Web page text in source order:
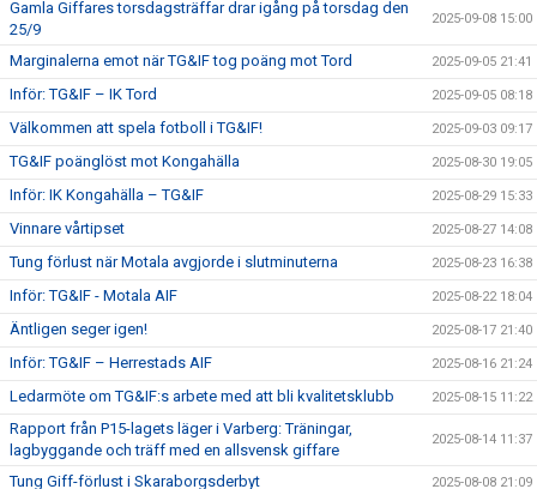
Gamla Giffares torsdagsträffar drar igång på torsdag den
25/9
2025-09-08 15:00
Marginalerna emot när TG&IF tog poäng mot Tord 2025-09-05 21:41
Inför: TG&IF – IK Tord 2025-09-05 08:18
Välkommen att spela fotboll i TG&IF! 2025-09-03 09:17
TG&IF poänglöst mot Kongahälla 2025-08-30 19:05
Inför: IK Kongahälla – TG&IF 2025-08-29 15:33
Vinnare vårtipset 2025-08-27 14:08
Tung förlust när Motala avgjorde i slutminuterna 2025-08-23 16:38
Inför: TG&IF - Motala AIF 2025-08-22 18:04
Äntligen seger igen! 2025-08-17 21:40
Inför: TG&IF – Herrestads AIF 2025-08-16 21:24
Ledarmöte om TG&IF:s arbete med att bli kvalitetsklubb 2025-08-15 11:22
Rapport från P15-lagets läger i Varberg: Träningar,
lagbyggande och träff med en allsvensk giffare
2025-08-14 11:37
Tung Giff-förlust i Skaraborgsderbyt 2025-08-08 21:09